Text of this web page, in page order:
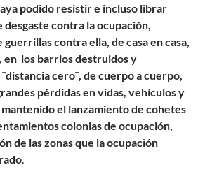
podido resistir e incluso librar
contra la ocupación,
contra ella, de casa en casa,
en los barrios destruidos y
cero¨, de cuerpo a cuerpo,
pérdidas en vidas, vehículos y
mantenido el lanzamiento de cohetes
colonias de ocupación,
de las zonas que la ocupación